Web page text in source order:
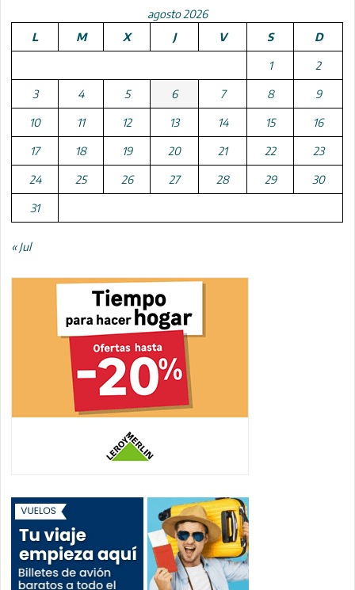
agosto 2026
L
M X J V S D
1 2
3 4 5 6 7 8 9
10 11 12 13 14 15 16
17 18 19 20 21 22 23
24 25 26 27 28 29 30
31
« Jul